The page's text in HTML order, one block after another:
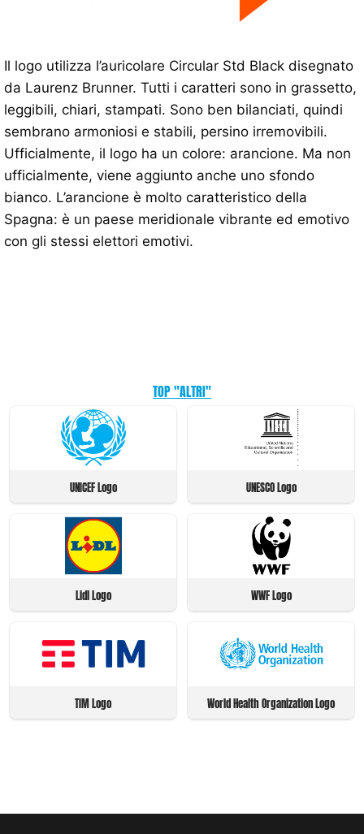
Il logo utilizza l’auricolare Circular Std Black disegnato
da Laurenz Brunner. Tutti i caratteri sono in grassetto,
leggibili, chiari, stampati. Sono ben bilanciati, quindi
sembrano armoniosi e stabili, persino irremovibili.
Ufficialmente, il logo ha un colore: arancione. Ma non
ufficialmente, viene aggiunto anche uno sfondo
bianco. L’arancione è molto caratteristico della
Spagna: è un paese meridionale vibrante ed emotivo
con gli stessi elettori emotivi.
TOP "ALTRI"
UNICEF Logo UNESCO Logo
Lidl Logo WWF Logo
TIM Logo World Health Organization Logo